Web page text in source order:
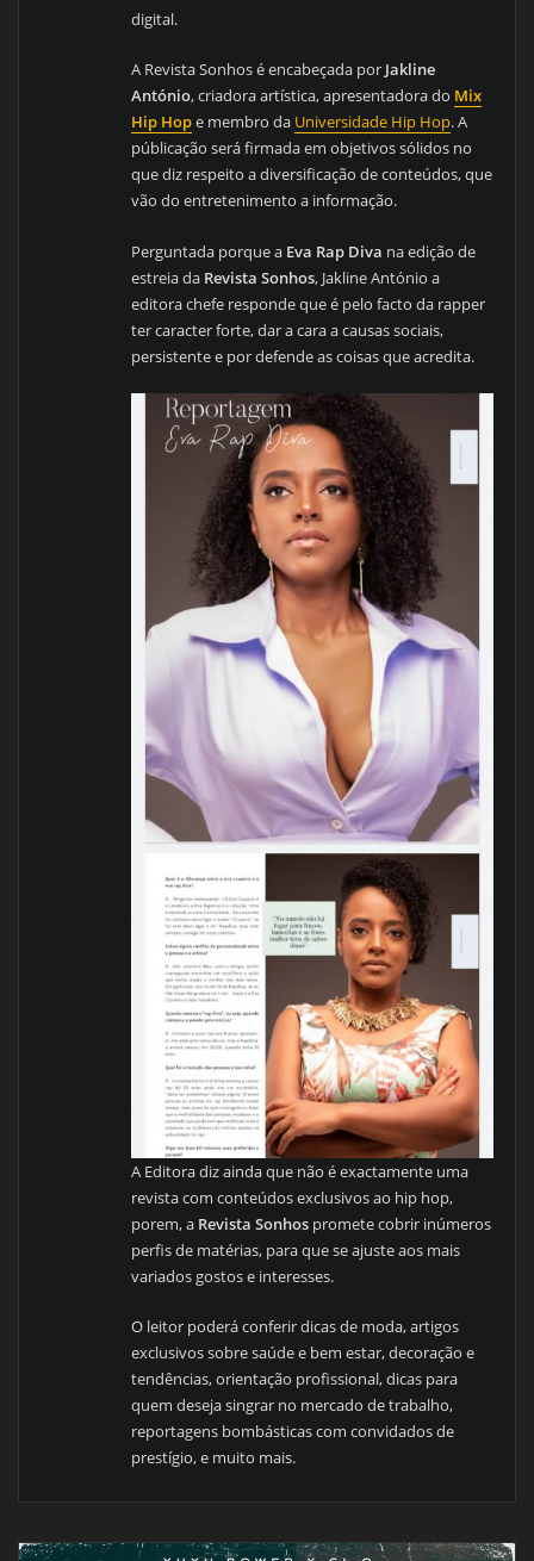
digital.
A Revista Sonhos é encabeçada por Jakline
António, criadora artística, apresentadora do Mix
Hip Hope membro da Universidade Hip Hop. A
públicação será firmada em objetivos sólidos no
que diz respeito a diversificação de conteúdos, que
vão do entretenimento a informação.
Perguntada porque a Eva Rap Diva na edição de
estreia da Revista Sonhos, Jakline António a
editora chefe responde que é pelo facto da rapper
ter caracter forte, dar a cara a causas sociais,
persistente e por defende as coisas que acredita.
A Editora diz ainda que não é exactamente uma
revista com conteúdos exclusivos ao hip hop,
porem, a Revista Sonhos promete cobrir inúmeros
perfis de matérias, para que se ajuste aos mais
variados gostos e interesses.
O leitor poderá conferir dicas de moda, artigos
exclusivos sobre saúde e bem estar, decoração e
tendências, orientação profissional, dicas para
quem deseja singrar no mercado de trabalho,
reportagens bombásticas com convidados de
prestígio, e muito mais.